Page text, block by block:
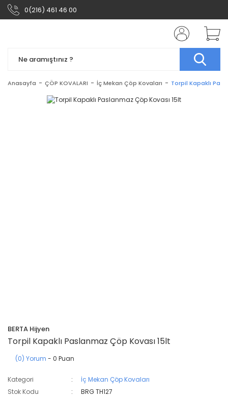
0(216) 461 46 00
Anasayfa ÇÖP KOVALARI İç Mekan Çöp Kovaları Torpil Kapaklı
BERTA Hijyen
Torpil Kapaklı Paslanmaz Çöp Kovası 15lt
(0) Yorum - 0 Puan
Kategori
İç Mekan Çöp Kovaları
Stok Kodu
BRG TH127